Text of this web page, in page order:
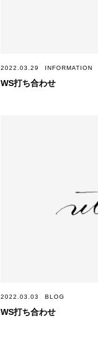
2022.03.29 INFORMATION
WS打ち合わせ
2022.03.03 BLOG
WS打ち合わせ